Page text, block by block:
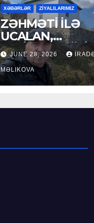
XƏBƏRLƏR ZİYALILARIMIZ
ZƏHMƏTİ İLƏ
UCALAN,
XEYİRXAHLIĞI
SEÇİLƏN: HACI
RAMAZAN
JUNE 28, 2026
MƏLIKOVA